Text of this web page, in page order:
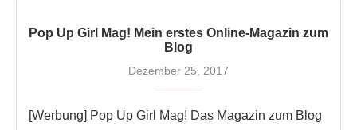
Pop Up Girl Mag! Mein erstes Online-Magazin zum
Blog
Dezember 25, 2017
[Werbung] Pop Up Girl Mag! Das Magazin zum Blog